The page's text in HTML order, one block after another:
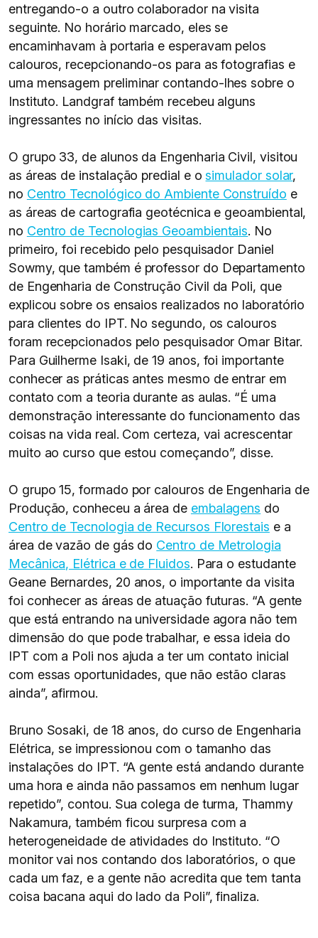
entregando-o a outro colaborador na visita
seguinte. No horário marcado, eles se
encaminhavam à portaria e esperavam pelos
calouros, recepcionando-os para as fotografias e
uma mensagem preliminar contando-lhes sobre o
Instituto. Landgraf também recebeu alguns
ingressantes no início das visitas.
O grupo 33, de alunos da Engenharia Civil, visitou
as áreas de instalação predial e osimulador solar,
no Centro Tecnológico do Ambiente Construído e
as áreas de cartografia geotécnica e geoambiental,
no Centro de Tecnologias Geoambientais. No
primeiro, foi recebido pelo pesquisador Daniel
Sowmy, que também é professor do Departamento
de Engenharia de Construção Civil da Poli, que
explicou sobre os ensaios realizados no laboratório
para clientes do IPT. No segundo, os calouros
foram recepcionados pelo pesquisador Omar Bitar.
Para Guilherme Isaki, de 19 anos, foi importante
conhecer as práticas antes mesmo de entrar em
contato com a teoria durante as aulas. “É uma
demonstração interessante do funcionamento das
coisas na vida real. Com certeza, vai acrescentar
muito ao curso que estou começando”, disse.
O grupo 15, formado por calouros de Engenharia de
Produção, conheceu a área de embalagens do
Centro de Tecnologia de Recursos Florestais e a
área de vazão de gás do Centro de Metrologia
Mecânica, Elétrica e de Fluidos. Para o estudante
Geane Bernardes, 20 anos, o importante da visita
foi conhecer as áreas de atuação futuras. “A gente
que está entrando na universidade agora não tem
dimensão do que pode trabalhar, e essa ideia do
IPT com a Poli nos ajuda a ter um contato inicial
com essas oportunidades, que não estão claras
ainda”, afirmou.
Bruno Sosaki, de 18 anos, do curso de Engenharia
Elétrica, se impressionou com o tamanho das
instalações do IPT. “A gente está andando durante
uma hora e ainda não passamos em nenhum lugar
repetido”, contou. Sua colega de turma, Thammy
Nakamura, também ficou surpresa com a
heterogeneidade de atividades do Instituto. “O
monitor vai nos contando dos laboratórios, o que
cada um faz, e a gente não acredita que tem tanta
coisa bacana aqui do lado da Poli”, finaliza.